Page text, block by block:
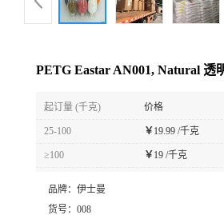
展
PETG Eastar AN001, Natural 透
起订量 (千克) 价格
25-100 ￥19.99 /千克
≥100 ￥19 /千克
品牌： 伊士曼
货号： 008